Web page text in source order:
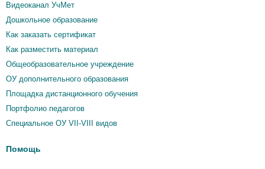
Видеоканал УчМет
Дошкольное образование
Как заказать сертификат
Как разместить материал
Общеобразовательное учреждение
ОУ дополнительного образования
Площадка дистанционного обучения
Портфолио педагогов
Специальное ОУ VII-VIII видов
Помощь